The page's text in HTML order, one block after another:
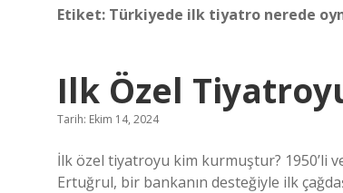
Etiket: Türkiyede ilk tiyatro nerede
Ilk Özel
Tarih: Ekim 14, 2024
İlk özel tiyatroyu kim kurmuştur? 1950’li
Ertuğrul, bir bankanın desteğiyle ilk